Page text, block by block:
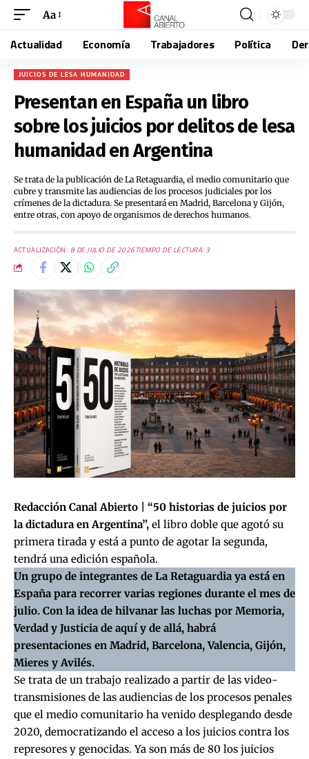
Aa
Actualidad Economía Trabajadores Política
JUICIOS DE LESA HUMANIDAD
Presentan en España un libro
sobre los juicios por delitos de lesa
humanidad en Argentina
Se trata de la publicación de La Retaguardia, el medio comunitario que
cubre y transmite las audiencias de los procesos judiciales por los
crímenes de la dictadura. Se presentará en Madrid, Barcelona y Gijón,
entre otras, con apoyo de organismos de derechos humanos.
ACTUALIZACIÓN: 8 DE JULIO DE 2026TIEMPO DE LECTURA: 3
Redacción Canal Abierto |
“50 historias de juicios por
la dictadura en Argentina”, el libro doble que agotó su
primera tirada y está a punto de agotar la segunda,
tendrá una edición española.
Un grupo de integrantes de La Retaguardia ya está en
España para recorrer varias regiones durante el mes de
julio. Con la idea de hilvanar las luchas por Memoria,
Verdad y Justicia de aquí y de allá, habrá
presentaciones en Madrid, Barcelona, Valencia, Gijón,
Mieres y Avilés.
Se trata de un trabajo realizado a partir de las video-
transmisiones de las audiencias de los procesos penales
que el medio comunitario ha venido desplegando desde
2020, democratizando el acceso a los juicios contra los
represores y genocidas. Ya son más de 80 los juicios